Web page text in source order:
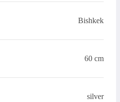
Bishkek
60 cm
silver